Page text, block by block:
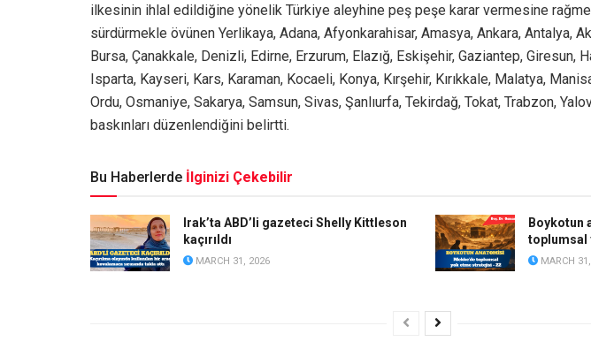
ilkesinin ihlal edildiğine yönelik Türkiye aleyhine peş peşe karar vermesine
sürdürmekle övünen Yerlikaya, Adana, Afyonkarahisar, Amasya, Ankara, Antalya,
Bursa, Çanakkale, Denizli, Edirne, Erzurum, Elazığ, Eskişehir, Gaziantep, Giresun,
Isparta, Kayseri, Kars, Karaman, Kocaeli, Konya, Kırşehir, Kırıkkale, Malatya,
Ordu, Osmaniye, Sakarya, Samsun, Sivas, Şanlıurfa, Tekirdağ, Tokat, Trabzon,
baskınları düzenlendiğini belirtti.
Bu Haberlerde İlginizi Çekebilir
Irak’ta ABD’li gazeteci Shelly Kittleson
kaçırıldı
MARCH 31, 2026
Boykotun
toplumsal
MARCH